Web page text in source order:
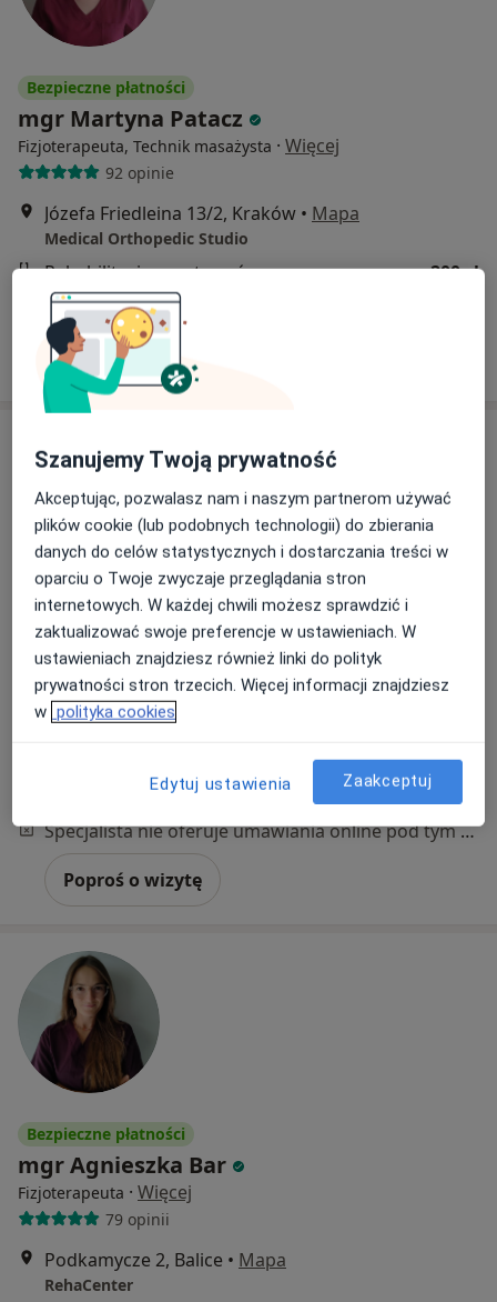
Bezpieczne płatności
mgr Martyna Patacz
Fizjoterapeuta, Technik masażysta · Więcej
92 opinie
Józefa Friedleina 13/2, Kraków • Mapa
Medical Orthopedic Studio
Rehabilitacja sportowców
200 zł
Poproś o wizytę
Bezpieczne płatności
mgr Anna Kegel
Fizjoterapeuta·Więcej
32 opinie
Rehabilitacja sportowców
170 zł
Specjalista nie oferuje umawiania online pod tym adresem.
Poproś o wizytę
Bezpieczne płatności
mgr Agnieszka Bar
Fizjoterapeuta · Więcej
79 opinii
Podkamycze 2, Balice • Mapa
RehaCenter
Szanujemy Twoją prywatność
Akceptując, pozwalasz nam i naszym partnerom używać
plików cookie (lub podobnych technologii) do zbierania
danych do celów statystycznych i dostarczania treści w
oparciu o Twoje zwyczaje przeglądania stron
internetowych. W każdej chwili możesz sprawdzić i
zaktualizować swoje preferencje w ustawieniach. W
ustawieniach znajdziesz również linki do polityk
prywatności stron trzecich. Więcej informacji znajdziesz
w polityka cookies
Edytuj ustawienia Zaakceptuj